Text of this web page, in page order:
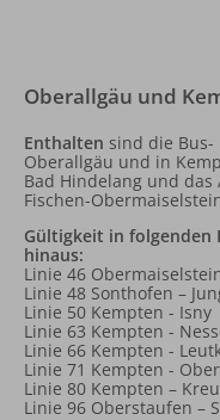
Oberallgäu und
Enthalten sind die
Oberallgäu und in
Bad Hindelang und das
Fischen-
Gültigkeit in folgenden
hinaus:
Linie 46
Linie 48 Sonthofen –
Linie 50 Kempten - Isny
Linie 63 Kempten -
Linie 66 Kempten -
Linie 71 Kempten -
Linie 80 Kempten –
Linie 96 Oberstaufen –